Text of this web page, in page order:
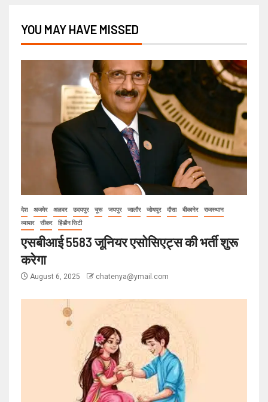
YOU MAY HAVE MISSED
देश अजमेर अलवर उदयपुर चूरू जयपुर जालौर जोधपुर दौसा बीकानेर
राजस्थान
व्यापार
सीकर हिंडौन सिटी
एसबीआई 5583 जूनियर एसोसिएट्स की भर्ती शुरू
करेगा
August 6, 2025 chatenya@ymail.com